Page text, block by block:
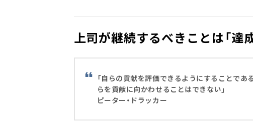
上司が継続するべきことは「達
「自らの貢献を評価できるようにすることであ
らを貢献に向かわせることはできない」
ピーター・ドラッカー